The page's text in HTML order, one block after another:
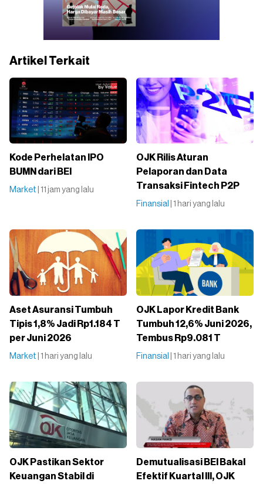
Artikel Terkait
Kode Perhelatan IPO
BUMN dari BEI
Market | 11 jam yang lalu
OJK Rilis Aturan
Pelaporan dan Data
Transaksi Fintech P2P
Finansial | 1 hari yang lalu
Aset Asuransi Tumbuh
Tipis 1,8% Jadi Rp1.184 T
per Juni 2026
Market | 1 hari yang lalu
OJK Lapor Kredit Bank
Tumbuh 12,6% Juni 2026,
Tembus Rp9.081 T
Finansial | 1 hari yang lalu
OJK Pastikan Sektor
Keuangan Stabil di
Demutualisasi BEI Bakal
Efektif Kuartal III, OJK